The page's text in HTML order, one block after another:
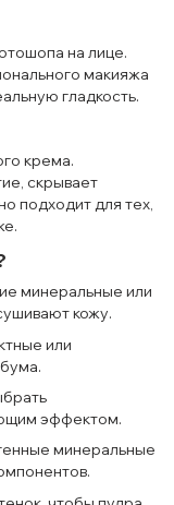
на лице.
макияжа
гладкость.
крема.
скрывает
подходит для тех,
минеральные или
кожу.
или
эффектом.
минеральные